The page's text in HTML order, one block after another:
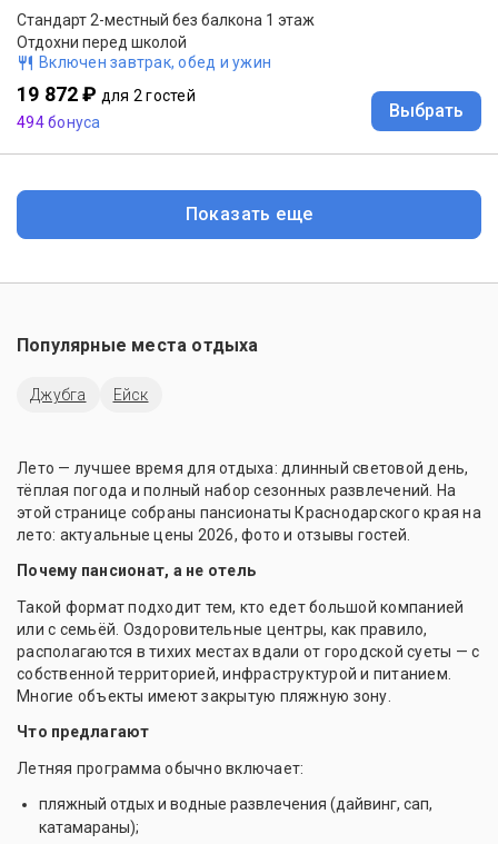
Стандарт 2-местный без балкона 1 этаж
Отдохни перед школой
Включен завтрак, обед и ужин
19 872 ₽ для 2 гостей
494 бонуса
Выбрать
Показать еще
Популярные места отдыха
Джубга Ейск
Лето — лучшее время для отдыха: длинный световой день,
тёплая погода и полный набор сезонных развлечений. На
этой странице собраны пансионаты Краснодарского края на
лето: актуальные цены 2026, фото и отзывы гостей.
Почему пансионат, а не отель
Такой формат подходит тем, кто едет большой компанией
или с семьёй. Оздоровительные центры, как правило,
располагаются в тихих местах вдали от городской суеты — с
собственной территорией, инфраструктурой и питанием.
Многие объекты имеют закрытую пляжную зону.
Что предлагают
Летняя программа обычно включает:
пляжный отдых и водные развлечения (дайвинг, сап,
катамараны);